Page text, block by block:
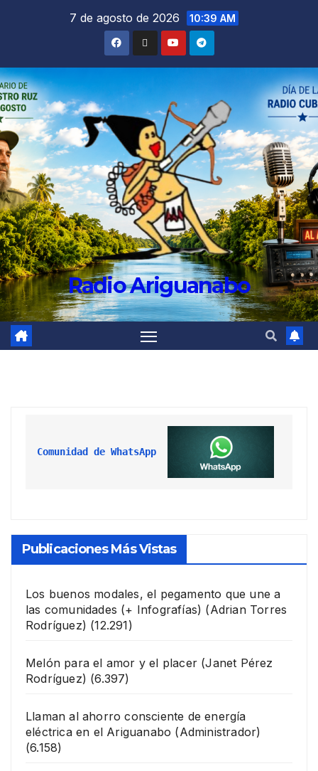
7 de agosto de 2026 10:39 AM
Radio Ariguanabo
Comunidad de WhatsApp
Publicaciones Más Vistas
Los buenos modales, el pegamento que une a
las comunidades (+ Infografías) (Adrian Torres
Rodríguez) (12.291)
Melón para el amor y el placer (Janet Pérez
Rodríguez) (6.397)
Llaman al ahorro consciente de energía
eléctrica en el Ariguanabo (Administrador)
(6.158)